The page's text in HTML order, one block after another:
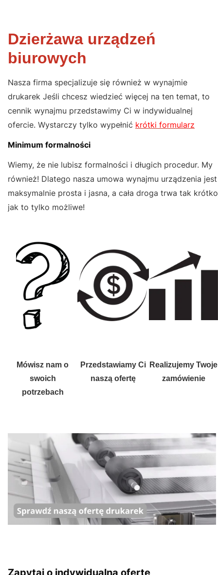
Dzierżawa urządzeń
biurowych
Nasza firma specjalizuje się również w wynajmie
drukarek Jeśli chcesz wiedzieć więcej na ten temat, to
cennik wynajmu przedstawimy Ci w indywidualnej
ofercie. Wystarczy tylko wypełnić krótki formularz
Minimum formalności
Wiemy, że nie lubisz formalności i długich procedur. My
również! Dlatego nasza umowa wynajmu urządzenia jest
maksymalnie prosta i jasna, a cała droga trwa tak krótko
jak to tylko możliwe!
Mówisz nam o
swoich
potrzebach
Przedstawiamy Ci
naszą ofertę
Realizujemy Twoje
zamówienie
Zapytaj o indywidualną ofertę